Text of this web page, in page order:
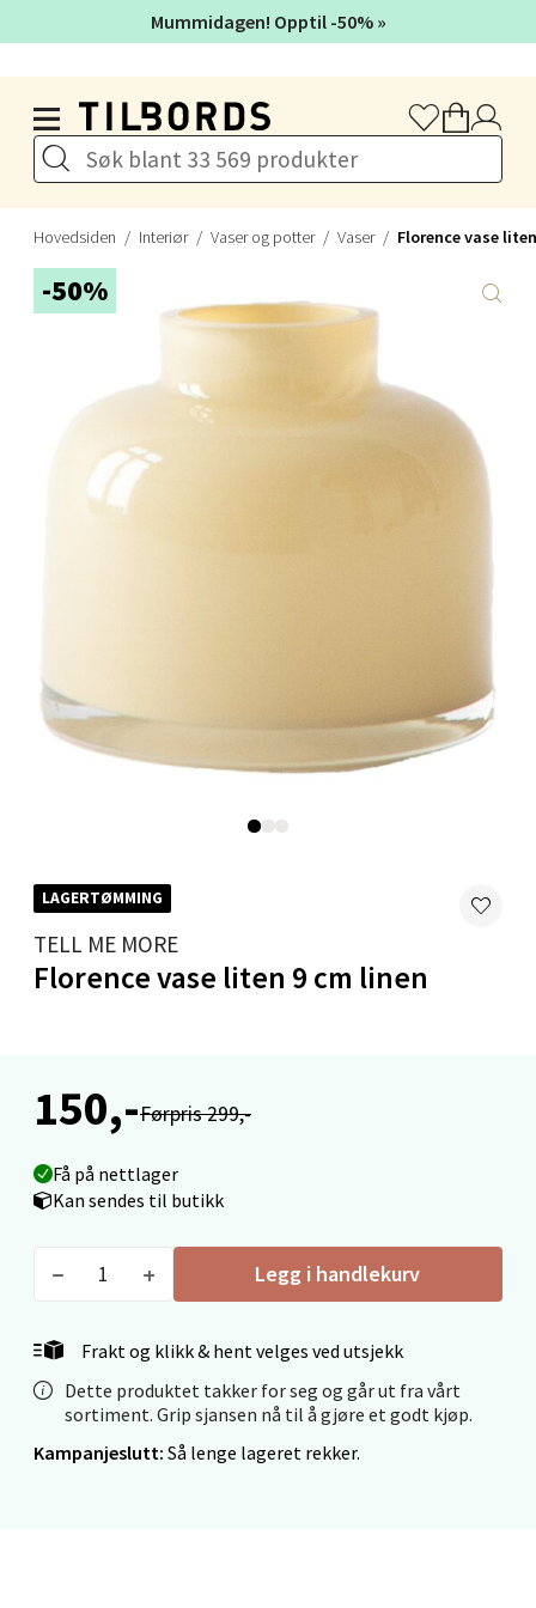
Hovedsiden Interiør Vaser og potter Vaser Florence vase
-50%
LAGERTØMMING
TELL ME MORE
Florence vase liten 9 cm linen
150,-Førpris 299,-
Få på nettlager
Kan sendes til butikk
Legg i handlekurv
Frakt og klikk & hent velges ved utsjekk
Dette produktet takker for seg og går ut fra vårt
sortiment. Grip sjansen nå til å gjøre et godt kjøp.
Kampanjeslutt: Så lenge lageret rekker.
Mummidagen! Opptil -50% »
Stavanger og Sandnes - Thon
Senter Madla
Madlakrossen nr 9, 4042 Stavanger
Åpent i dag 10-19
0 i butikk
Levanger - Magneten
Mandal - Alti Mandal
Skarvøyveien 55, 4517 Mandal
0 i butikk
Fridtjof Nansensgate 22, 8622 Mo i Rana
0 i butikk
Ålesund - Thon Senter Moa
Åpent i dag 10-18